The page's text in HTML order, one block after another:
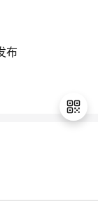
布